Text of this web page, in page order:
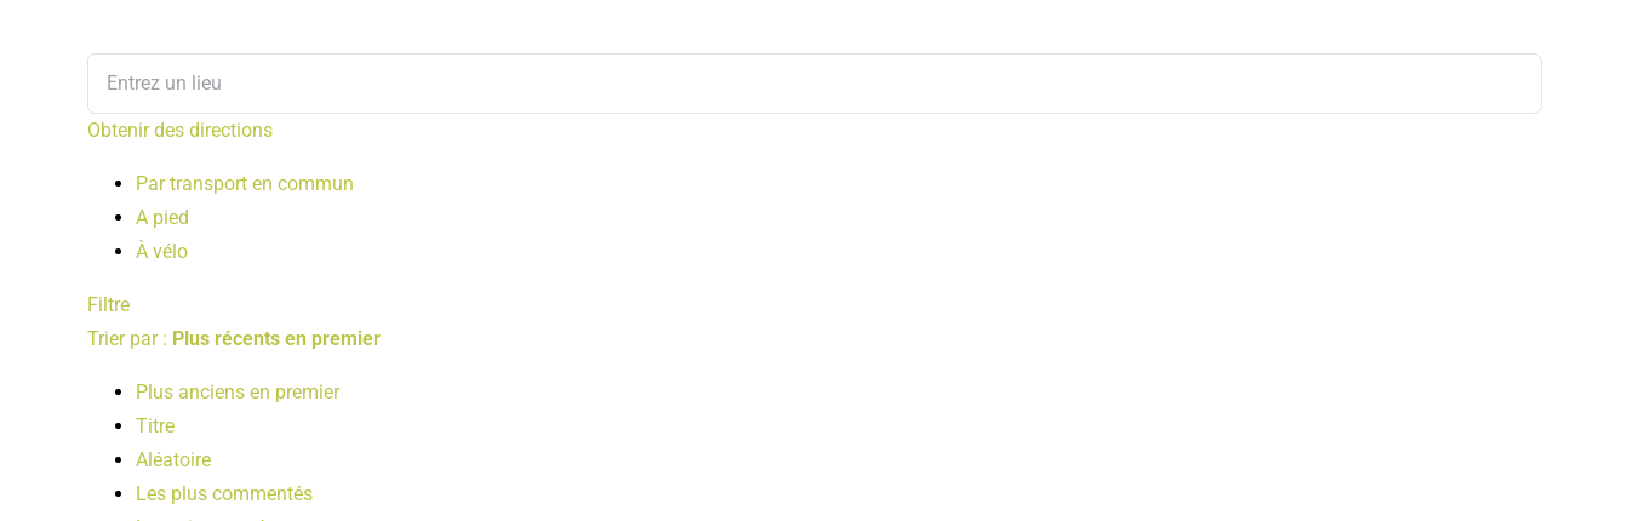
Obtenir des directions
Par transport en commun
A pied
À vélo
Filtre
Trier par : Plus récents en premier
Plus anciens en premier
Titre
Aléatoire
Les plus commentés